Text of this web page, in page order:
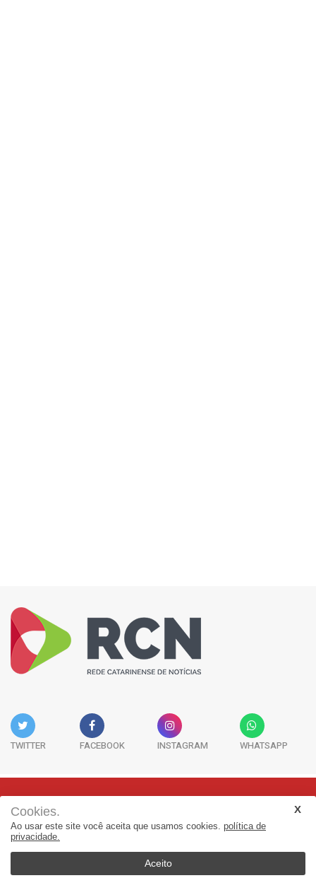
TWITTER FACEBOOK INSTAGRAM WHATSAPP
Rua Adolfo Melo, 38 - Sala 902 - Centro | Florianópolis-SC | CEP:
88015-090
(48) 3298-7979 | jornalismo@adjorisc.com.br
© 2026, Rede Catarinense de Noticias - RCN. Todos os direitos
Cookies.
Ao usar este site você aceita que usamos cookies. política de
privacidade.
Aceito